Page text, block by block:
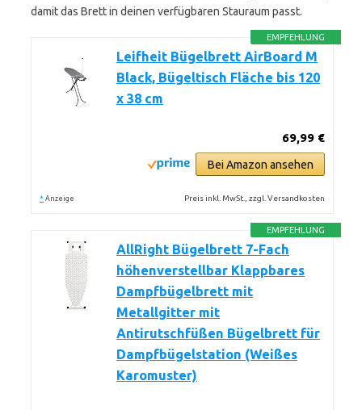
damit das Brett in deinen verfügbaren Stauraum passt.
EMPFEHLUNG
Leifheit Bügelbrett AirBoard M
Black, Bügeltisch Fläche bis 120
x 38 cm
69,99 €
Bei Amazon ansehen
* Anzeige Preis inkl. MwSt., zzgl. Versandkosten
EMPFEHLUNG
AllRight Bügelbrett 7-Fach
höhenverstellbar Klappbares
Dampfbügelbrett mit
Metallgitter mit
Antirutschfüßen Bügelbrett für
Dampfbügelstation (Weißes
Karomuster)